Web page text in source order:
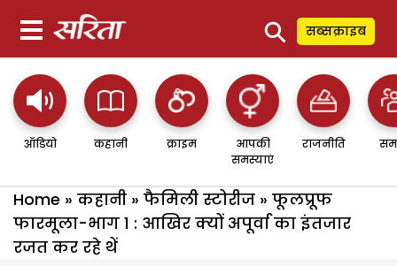
⚲ सब्सक्राइब
ऑडियो कहानी क्राइम
आपकी
समस्याएं
राजनीति
Home » कहानी » फैमिली स्टोरीज » फूलप्रूफ
फारमूला-भाग 1 : आखिर क्यों अपूर्वा का इंतजार
रजत कर रहे थें